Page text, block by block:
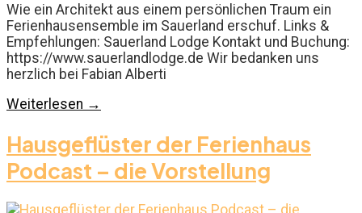
Wie ein Architekt aus einem persönlichen Traum ein
Ferienhausensemble im Sauerland erschuf. Links &
Empfehlungen: Sauerland Lodge Kontakt und Buchung:
https://www.sauerlandlodge.de Wir bedanken uns
herzlich bei Fabian Alberti
Weiterlesen →
Hausgeflüster der Ferienhaus
Podcast – die Vorstellung